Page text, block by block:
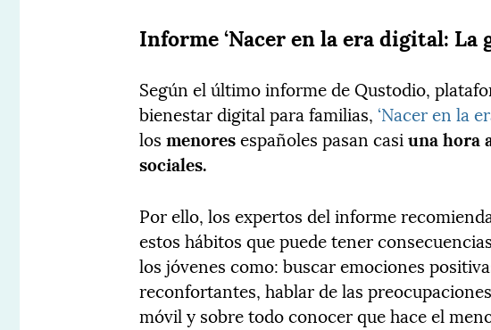
Informe ‘Nacer en la era digital: La
Según el último informe de Qustodio,
bienestar digital para familias, ‘Nacer en la
losmenoresespañoles pasan casiuna hora
sociales.
Por ello, los expertos del informe
estos hábitos que puede tener
los jóvenes como: buscar emociones
reconfortantes, hablar de las
móvil y sobre todo conocer que hace el